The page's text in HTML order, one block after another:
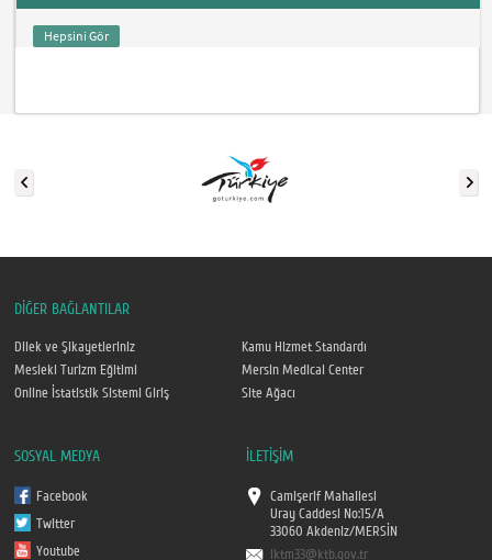
Hepsini Gör
DİĞER BAĞLANTILAR
Dilek ve Şikayetleriniz
Kamu Hizmet Standardı
Mesleki Turizm Eğitimi
Mersin Medical Center
Online İstatistik Sistemi Giriş
Site Ağacı
SOSYAL MEDYA
Facebook
Twitter
Youtube
İLETİŞİM
Camişerif Mahallesi
Uray Caddesi No:15/A
33060 Akdeniz/MERSİN
iktm33@ktb.gov.tr